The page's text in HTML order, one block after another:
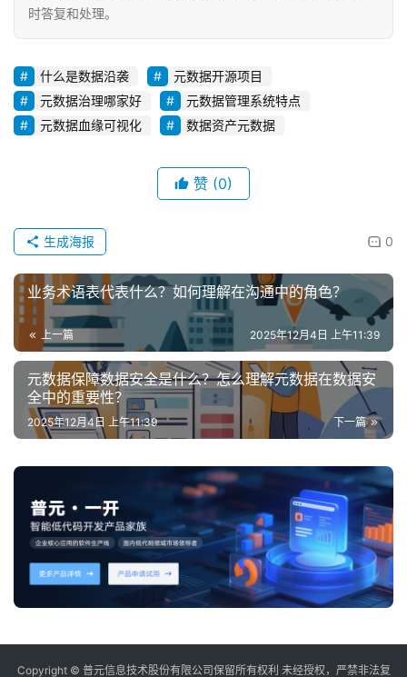
时答复和处理。
什么是数据沿袭
元数据开源项目
元数据治理哪家好
元数据管理系统特点
元数据血缘可视化
数据资产元数据
赞 (0)
0
生成海报
业务术语表代表什么？如何理解在沟通中的角色？
上一篇 2025年12月4日 上午11:39
元数据保障数据安全是什么？怎么理解元数据在数据安
全中的重要性？
下一篇
2025年12月4日 上午11:39
Copyright © 普元信息技术股份有限公司保留所有权利 未经授权，严禁非法复